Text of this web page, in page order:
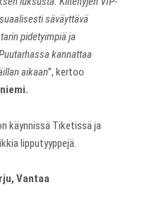
säväyttävä
pidetyimpiä ja
kannattaa
aikaan”, kertoo
käynnissä Tiketissä ja
lipputyyppejä.
Vantaa